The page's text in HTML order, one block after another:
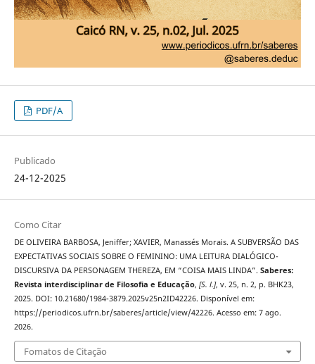
PDF/A
Publicado
24-12-2025
Como Citar
DE OLIVEIRA BARBOSA, Jeniffer; XAVIER, Manassés Morais. A SUBVERSÃO DAS
EXPECTATIVAS SOCIAIS SOBRE O FEMININO: UMA LEITURA DIALÓGICO-
DISCURSIVA DA PERSONAGEM THEREZA, EM “COISA MAIS LINDA”. Saberes:
Revista interdisciplinar de Filosofia e Educação, [S. l.], v. 25, n. 2, p. BHK23,
2025. DOI: 10.21680/1984-3879.2025v25n2ID42226. Disponível em:
https://periodicos.ufrn.br/saberes/article/view/42226. Acesso em: 7 ago.
2026.
Fomatos de Citação